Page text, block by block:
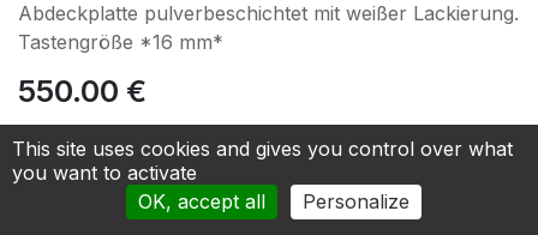
Abdeckplatte pulverbeschichtet mit weißer Lackierung.
Tastengröße *16 mm*
550.00 €
Add to cart
Add to Quotation
This site uses cookies and gives you control over what
you want to activate
OK, accept all
Personalize